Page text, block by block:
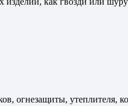
огнезащиты, утеплителя,